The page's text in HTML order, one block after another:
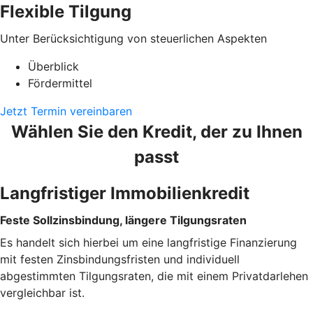
Flexible Tilgung
Unter Berücksichtigung von steuerlichen Aspekten
Überblick
Fördermittel
Jetzt Termin vereinbaren
Wählen Sie den Kredit, der zu Ihnen
passt
Langfristiger Immobilienkredit
Feste Sollzinsbindung, längere Tilgungsraten
Es handelt sich hierbei um eine langfristige Finanzierung
mit festen Zinsbindungsfristen und individuell
abgestimmten Tilgungsraten, die mit einem Privatdarlehen
vergleichbar ist.